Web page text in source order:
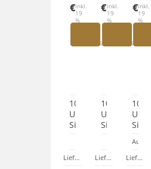
€inkl.
19
%
Versandkosten
€inkl.
19
%
Versandkosten
2023
€inkl.
19
%
10
Unzen
Silbermünze
Yale
Lieferzeit: Lieferzeit wegen
10
Unzen
Silbermünze
Lion
Lieferzeit:
10
Lieferzeit: